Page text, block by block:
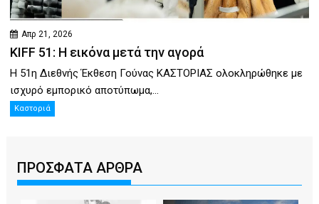
Απρ 21, 2026
KIFF 51: Η εικόνα μετά την αγορά
Η 51η Διεθνής Έκθεση Γούνας ΚΑΣΤΟΡΙΑΣ ολοκληρώθηκε με
ισχυρό εμπορικό αποτύπωμα,...
Καστοριά
ΠΡΟΣΦΑΤΑ ΑΡΘΡΑ